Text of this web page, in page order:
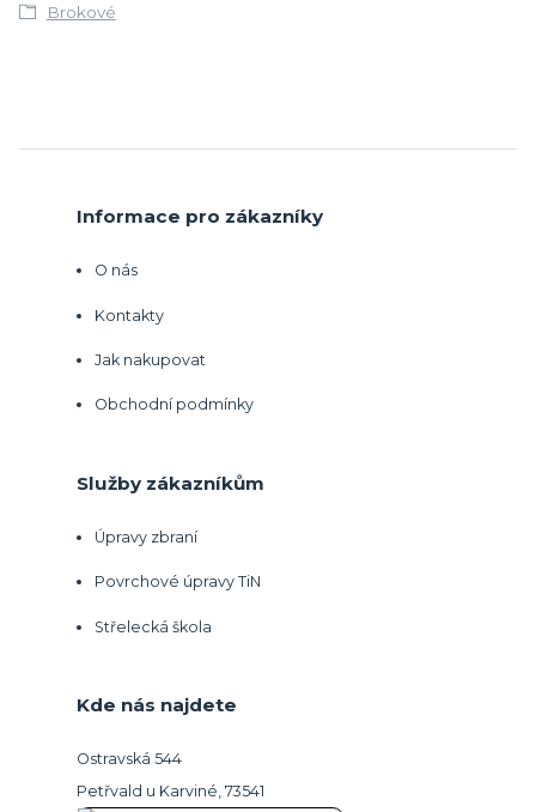
Brokové
Informace pro zákazníky
O nás
Kontakty
Jak nakupovat
Obchodní podmínky
Služby zákazníkům
Úpravy zbraní
Povrchové úpravy TiN
Střelecká škola
Kde nás najdete
Ostravská 544
Petřvald u Karviné, 73541